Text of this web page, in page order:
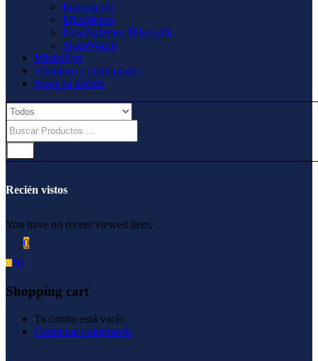
Iluminación
Micrófonos
NewParlantes Bluetooth
SmartWatch
WhatsApp
Términos y condiciones
Sigue tu pedido
Recién vistos
You have no recent viewed item.
0
0 $0
Shopping cart
Tu carrito está vacío
Continuar comprando